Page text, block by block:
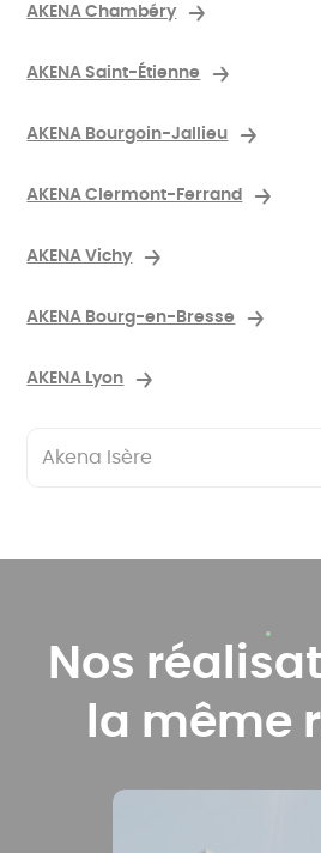
AKENA Chambéry
AKENA Saint-Étienne
AKENA Bourgoin-Jallieu
AKENA Clermont-Ferrand
AKENA Vichy
AKENA Bourg-en-Bresse
AKENA Lyon
Nos
la même